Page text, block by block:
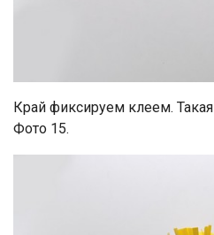
Край фиксируем клеем.
Фото 15.